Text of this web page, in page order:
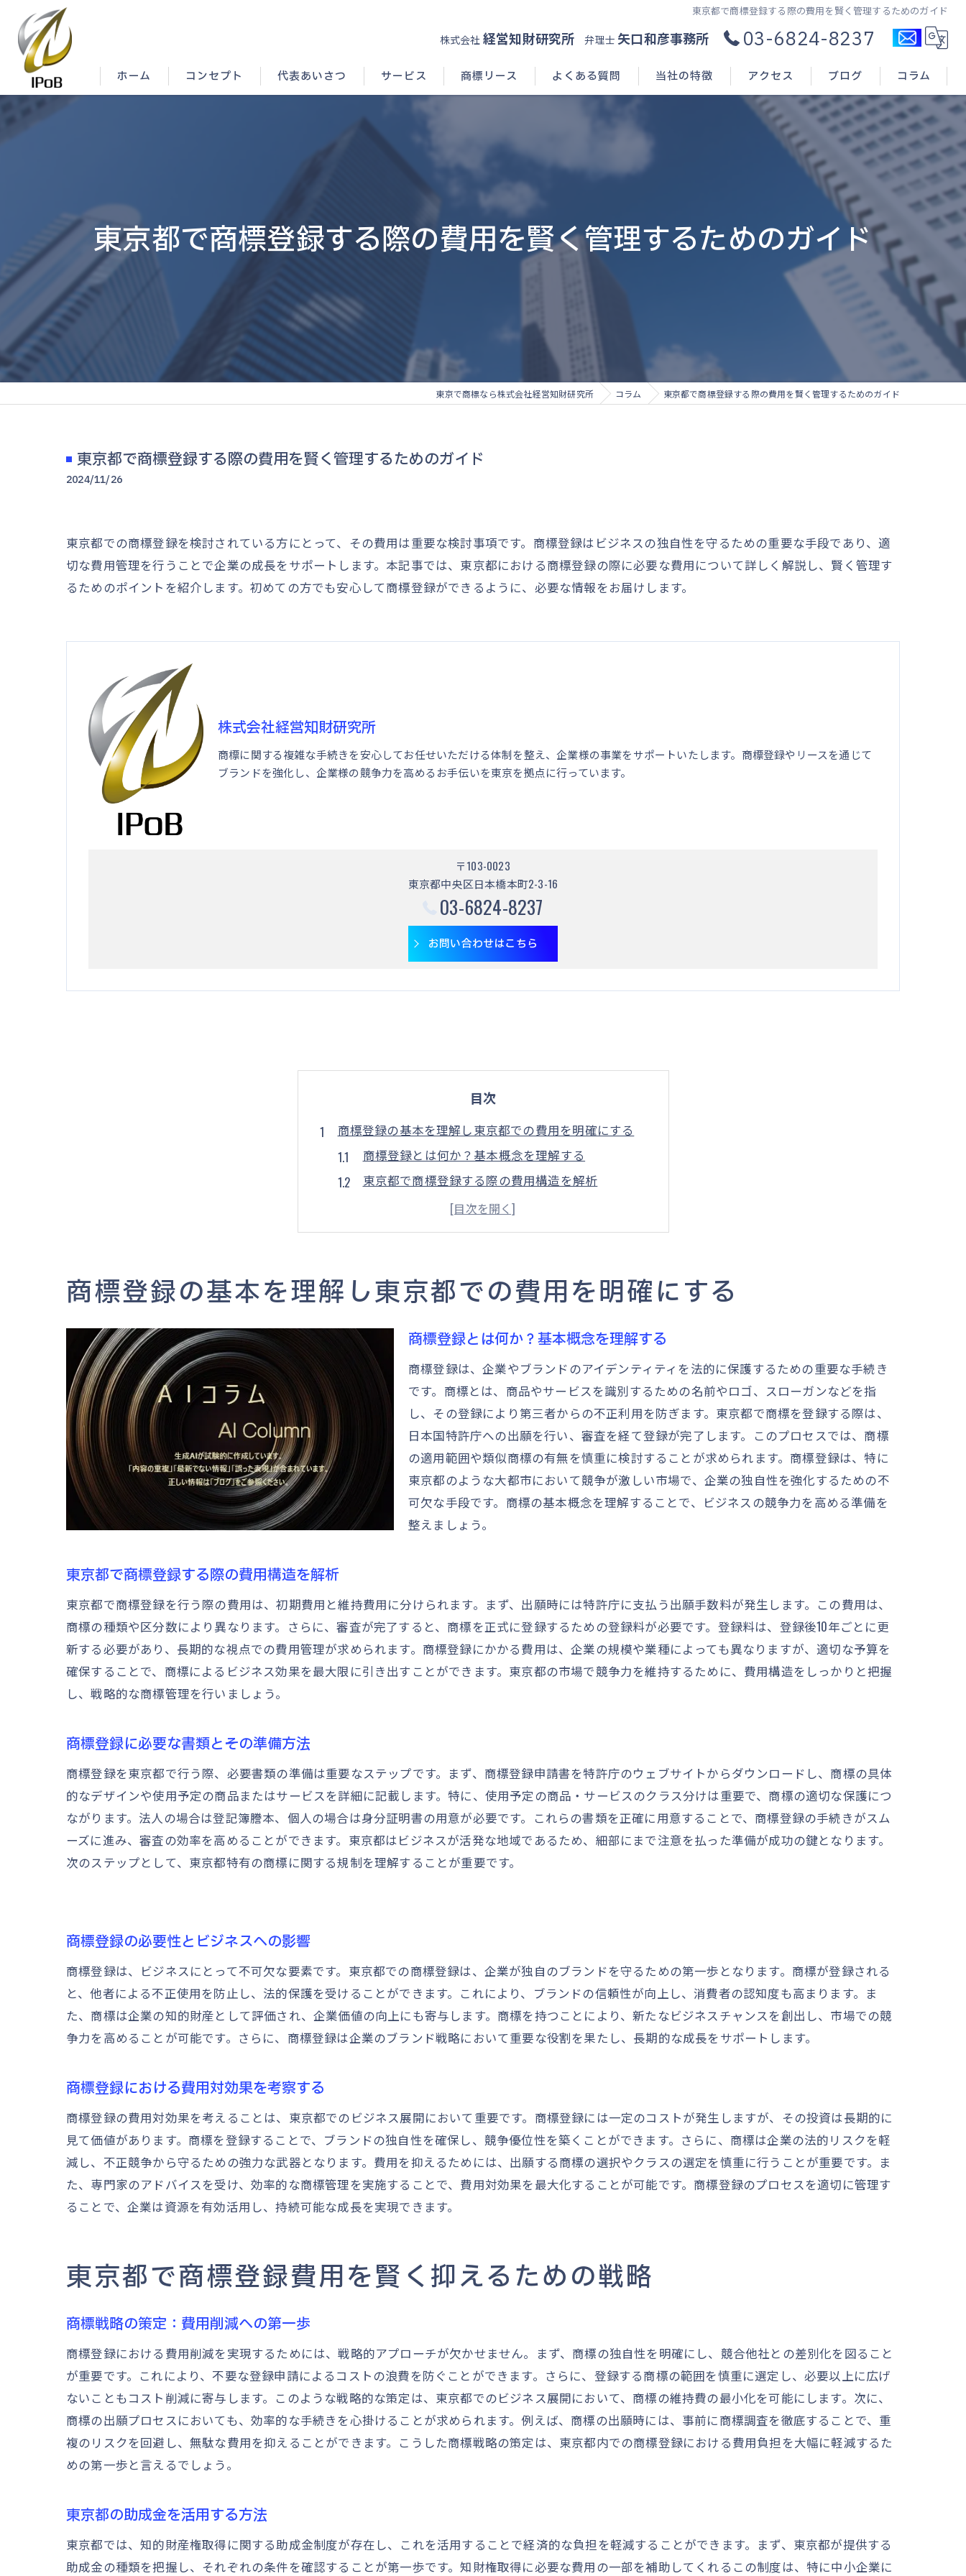
東京都で商標登録する際の費用を賢く管理するためのガイド
株式会社 経営知財研究所 弁理士 矢口和彦事務所 03-6824-8237
ホーム コンセプト 代表あいさつ サービス 商標リース よくある質問 当社の特徴
登録
アクセス ブログ コラム
東京都で商標登録する際の費用を賢く管理するためのガイド
東京で商標なら株式会社経営知財研究所 コラム 東京都で商標登録する際の費用を賢く管理するためのガイド
東京都で商標登録する際の費用を賢く管理するためのガイド
2024/11/26
東京都での商標登録を検討されている方にとって、その費用は重要な検討事項です。商標登録はビジネスの独自性を守るための重要な手段であり、適
切な費用管理を行うことで企業の成長をサポートします。本記事では、東京都における商標登録の際に必要な費用について詳しく解説し、賢く管理す
るためのポイントを紹介します。初めての方でも安心して商標登録ができるように、必要な情報をお届けします。
株式会社経営知財研究所
商標に関する複雑な手続きを安心してお任せいただける体制を整え、企業様の事業をサポートいたします。商標登録やリースを通じて
ブランドを強化し、企業様の競争力を高めるお手伝いを東京を拠点に行っています。
〒103-0023
東京都中央区日本橋本町2-3-16
03-6824-8237
お問い合わせはこちら
目次
商標登録の基本を理解し東京都での費用を明確にする
商標登録とは何か？基本概念を理解する
東京都で商標登録する際の費用構造を解析
商標登録に必要な書類とその準備方法
商標登録の必要性とビジネスへの影響
東京都で商標登録費用を賢く抑えるための戦略
商標戦略の策定：費用削減への第一歩
東京都の助成金を活用する方法
電子出願を利用した手続き費用の最小化
商標調査の徹底による不要な費用の削減
専門家との連携で費用効率を高める
商標登録の費用を抑えるための計画的アプローチ
商標登録のステップを解説東京都でのコストを最小化
商標調査から登録までの流れを理解する
東京都での申請プロセスとその費用
各ステップでの費用発生ポイントをチェック
継続的な商標管理による費用最小化
東京都の商標登録で知らないと損する費用管理ポイント
見落としがちな商標登録の隠れた費用
費用を無駄にしないための管理術
商標登録に伴う東京都の助成制度とその活用方法
助成金の概要と申請条件
東京都の助成制度を活用するメリット
助成金を最大限に活用するためのステップ
商標調査で費用を抑えるための基礎知識
東京都での商標調査サービスの選び方
調査結果を活かしたコスト削減方法
調査結果を活用した商標登録の戦略
電子出願で東京都の商標登録費用を削減する方法
電子出願のメリットと導入方法
東京都での電子出願のプロセスを理解する
電子出願での費用削減テクニック
最新の電子出願システムを活用する
電子出願成功のための準備と実践
東京都での専門家選びのコツ
専門家との効果的なコミュニケーション方法
専門家の知識で商標登録の費用を抑える
専門家と協力して最適な商標戦略を立てる
商標登録の基本を理解し東京都での費用を明確にする
商標登録とは何か？基本概念を理解する
商標登録は、企業やブランドのアイデンティティを法的に保護するための重要な手続き
です。商標とは、商品やサービスを識別するための名前やロゴ、スローガンなどを指
し、その登録により第三者からの不正利用を防ぎます。東京都で商標を登録する際は、
日本国特許庁への出願を行い、審査を経て登録が完了します。このプロセスでは、商標
の適用範囲や類似商標の有無を慎重に検討することが求められます。商標登録は、特に
東京都のような大都市において競争が激しい市場で、企業の独自性を強化するための不
可欠な手段です。商標の基本概念を理解することで、ビジネスの競争力を高める準備を
整えましょう。
東京都で商標登録する際の費用構造を解析
東京都で商標登録を行う際の費用は、初期費用と維持費用に分けられます。まず、出願時には特許庁に支払う出願手数料が発生します。この費用は、
商標の種類や区分数により異なります。さらに、審査が完了すると、商標を正式に登録するための登録料が必要です。登録料は、登録後10年ごとに更
新する必要があり、長期的な視点での費用管理が求められます。商標登録にかかる費用は、企業の規模や業種によっても異なりますが、適切な予算を
確保することで、商標によるビジネス効果を最大限に引き出すことができます。東京都の市場で競争力を維持するために、費用構造をしっかりと把握
し、戦略的な商標管理を行いましょう。
商標登録に必要な書類とその準備方法
商標登録を東京都で行う際、必要書類の準備は重要なステップです。まず、商標登録申請書を特許庁のウェブサイトからダウンロードし、商標の具体
的なデザインや使用予定の商品またはサービスを詳細に記載します。特に、使用予定の商品・サービスのクラス分けは重要で、商標の適切な保護につ
ながります。法人の場合は登記簿謄本、個人の場合は身分証明書の用意が必要です。これらの書類を正確に用意することで、商標登録の手続きがスム
ーズに進み、審査の効率を高めることができます。東京都はビジネスが活発な地域であるため、細部にまで注意を払った準備が成功の鍵となります。
次のステップとして、東京都特有の商標に関する規制を理解することが重要です。
商標登録の必要性とビジネスへの影響
商標登録は、ビジネスにとって不可欠な要素です。東京都での商標登録は、企業が独自のブランドを守るための第一歩となります。商標が登録される
と、他者による不正使用を防止し、法的保護を受けることができます。これにより、ブランドの信頼性が向上し、消費者の認知度も高まります。ま
た、商標は企業の知的財産として評価され、企業価値の向上にも寄与します。商標を持つことにより、新たなビジネスチャンスを創出し、市場での競
争力を高めることが可能です。さらに、商標登録は企業のブランド戦略において重要な役割を果たし、長期的な成長をサポートします。
商標登録における費用対効果を考察する
商標登録の費用対効果を考えることは、東京都でのビジネス展開において重要です。商標登録には一定のコストが発生しますが、その投資は長期的に
見て価値があります。商標を登録することで、ブランドの独自性を確保し、競争優位性を築くことができます。さらに、商標は企業の法的リスクを軽
減し、不正競争から守るための強力な武器となります。費用を抑えるためには、出願する商標の選択やクラスの選定を慎重に行うことが重要です。ま
た、専門家のアドバイスを受け、効率的な商標管理を実施することで、費用対効果を最大化することが可能です。商標登録のプロセスを適切に管理す
ることで、企業は資源を有効活用し、持続可能な成長を実現できます。
東京都で商標登録費用を賢く抑えるための戦略
商標戦略の策定：費用削減への第一歩
商標登録における費用削減を実現するためには、戦略的アプローチが欠かせません。まず、商標の独自性を明確にし、競合他社との差別化を図ること
が重要です。これにより、不要な登録申請によるコストの浪費を防ぐことができます。さらに、登録する商標の範囲を慎重に選定し、必要以上に広げ
ないこともコスト削減に寄与します。このような戦略的な策定は、東京都でのビジネス展開において、商標の維持費の最小化を可能にします。次に、
商標の出願プロセスにおいても、効率的な手続きを心掛けることが求められます。例えば、商標の出願時には、事前に商標調査を徹底することで、重
複のリスクを回避し、無駄な費用を抑えることができます。こうした商標戦略の策定は、東京都内での商標登録における費用負担を大幅に軽減するた
めの第一歩と言えるでしょう。
東京都の助成金を活用する方法
東京都では、知的財産権取得に関する助成金制度が存在し、これを活用することで経済的な負担を軽減することができます。まず、東京都が提供する
助成金の種類を把握し、それぞれの条件を確認することが第一歩です。知財権取得に必要な費用の一部を補助してくれるこの制度は、特に中小企業に